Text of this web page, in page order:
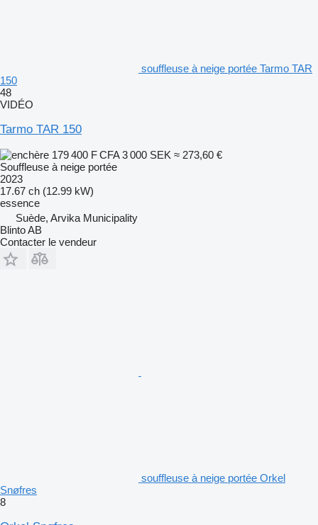
souffleuse à neige portée Tarmo TAR
150
48
VIDÉO
Tarmo TAR 150
179 400 F CFA3 000 SEK ≈ 273,60 €
Souffleuse à neige portée
2023
17.67 ch (12.99 kW)
essence
Suède, Arvika Municipality
Blinto AB
Contacter le vendeur
souffleuse à neige portée Orkel
Snøfres
8